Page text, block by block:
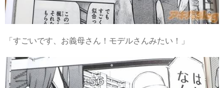
「すごいです、お義母さん！モデルさんみたい！」